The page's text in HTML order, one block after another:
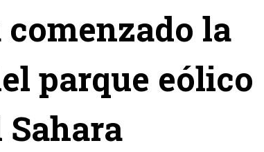
la
parque eólico
Sahara